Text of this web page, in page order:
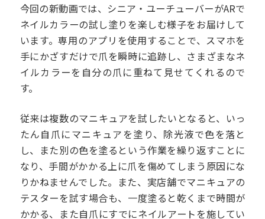
今回の新動画では、シニア・ユーチューバーがARで
ネイルカラーの試し塗りを楽しむ様子をお届けして
います。専用のアプリを使用することで、スマホを
手にかざすだけで爪を瞬時に追跡し、さまざまなネ
イルカラーを自分の爪に重ねて見せてくれるので
す。
従来は複数のマニキュアを試したいとなると、いっ
たん自爪にマニキュアを塗り、除光液で色を落と
し、また別の色を塗るという作業を繰り返すことに
なり、手間がかかる上に爪を傷めてしまう原因にな
りかねませんでした。また、実店舗でマニキュアの
テスターを試す場合も、一度塗ると乾くまで時間が
かかる、また自爪にすでにネイルアートを施してい